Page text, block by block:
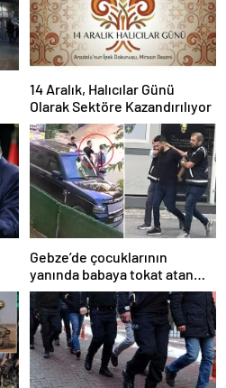
14 Aralık, Halıcılar Günü
Olarak Sektöre Kazandırılıyor
Gebze’de çocuklarının
yanında babaya tokat atan
sürücü tutuklandı